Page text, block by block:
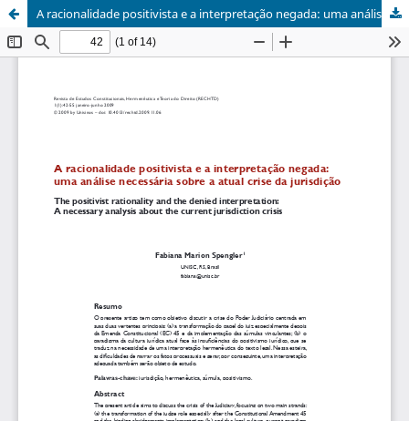
A racionalidade positivista e a interpretação negada: uma análise necessária sobre a atual crise da jurisdição